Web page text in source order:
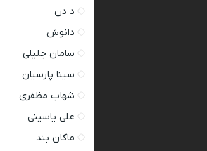
د دن
دانوش
سامان جلیلی
سینا پارسیان
شهاب مظفری
علی یاسینی
ماکان بند